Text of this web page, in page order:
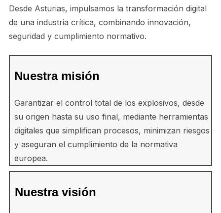
Desde Asturias, impulsamos la transformación digital
de una industria crítica, combinando innovación,
seguridad y cumplimiento normativo.
Nuestra misión
Garantizar el control total de los explosivos, desde
su origen hasta su uso final, mediante herramientas
digitales que simplifican procesos, minimizan riesgos
y aseguran el cumplimiento de la normativa
europea.
Nuestra visión